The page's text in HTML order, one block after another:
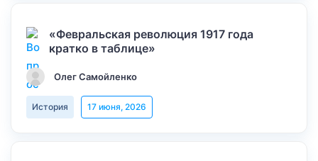
«Февральская революция 1917 года
кратко в таблице»
Олег Самойленко
История 17 июня, 2026